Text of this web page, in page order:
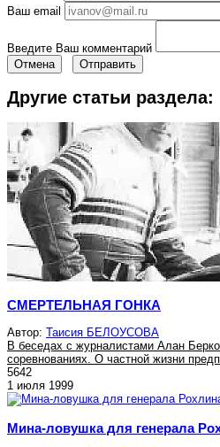
Ваш email
Введите Ваш комментарий
Отмена
Отправить
Другие статьи раздела:
СМЕРТЕЛЬНАЯ ГОНКА
Автор: Таисия БЕЛОУСОВА
В беседах с журналистами Алан
соревнованиях. О частной жизни
5642
1 июля 1999
Мина-ловушка для генерала